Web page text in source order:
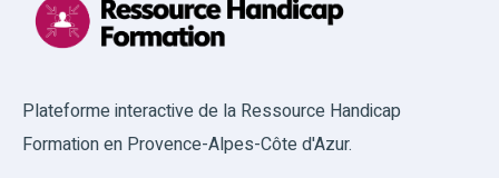
Plateforme interactive de la Ressource Handicap
Formation en Provence-Alpes-Côte d'Azur.